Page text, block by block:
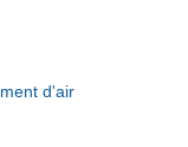
d'air